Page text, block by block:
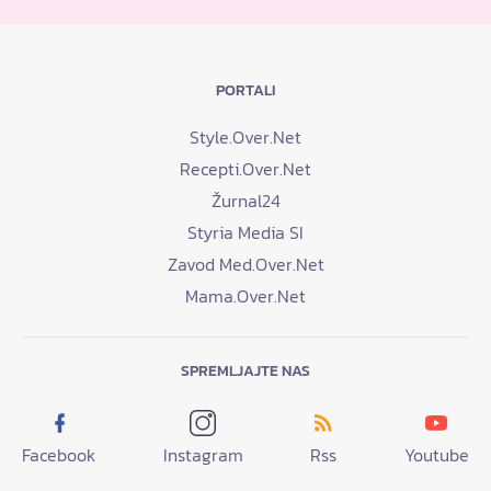
PORTALI
Style.Over.Net
Recepti.Over.Net
Žurnal24
Styria Media SI
Zavod Med.Over.Net
Mama.Over.Net
SPREMLJAJTE NAS
Facebook Instagram Rss Youtube